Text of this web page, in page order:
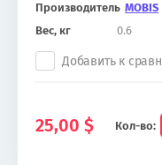
Производитель MOBIS
Вес, кг
0.6
Кол-во:
Добавить к
25,00 $